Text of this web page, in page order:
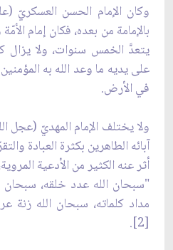
وكان الإمام الحسن العسكريّ
بالإمامة من بعده، فكان إمام
يتعدَّ الخمس سنوات، ولا
على يديه ما وعد الله به
في الأرض.
ولا يختلف الإمام المهديّ (عجل
آبائه الطاهرين بكثرة العبادة
أثر عنه الكثير من الأدعية
"سبحان الله عدد خلقه، سبحان
مداد كلماته، سبحان الله زنة
[2].